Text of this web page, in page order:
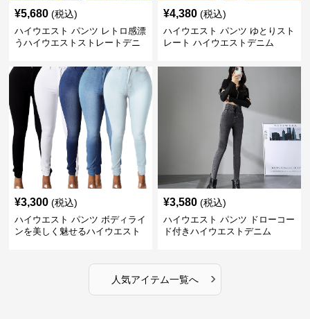
¥5,680 (税込)
ハイウエスト パンツ レトロ感漂
うハイウエストストレートデニ
¥4,380 (税込)
ハイウエスト パンツ ゆとりスト
レート ハイウエストデニム
¥3,300 (税込)
ハイウエスト パンツ ボディライ
ンを美しく魅せるハイウエスト
¥3,580 (税込)
ハイウエスト パンツ ドローコー
ド付きハイウエストデニム
人気アイテム一覧へ ›